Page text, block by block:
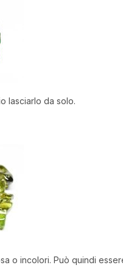
lasciarlo da solo.
o incolori. Può quindi